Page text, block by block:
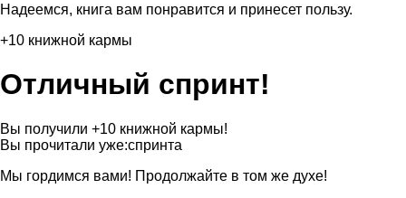
Надеемся, книга вам понравится и принесет пользу.
+10 книжной кармы
Отличный спринт!
Вы получили +10 книжной кармы!
Вы прочитали уже:спринта
Мы гордимся вами! Продолжайте в том же духе!